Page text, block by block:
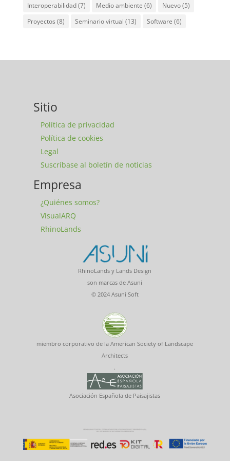
Interoperabilidad(7) Medio ambiente (6) Nuevo(5)
Proyectos (8) Seminario virtual (13) Software (6)
Sitio
Política de privacidad
Política de cookies
Legal
Suscríbase al boletín de noticias
Empresa
¿Quiénes somos?
VisualARQ
RhinoLands
RhinoLands y Lands Design
son marcas de Asuni
© 2024 Asuni Soft
miembro corporativo de la American Society of Landscape
Architects
.
Asociación Española de Paisajistas